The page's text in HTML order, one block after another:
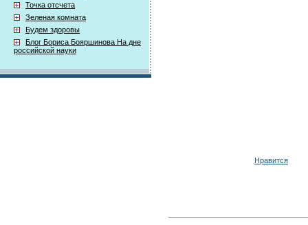
Точка отсчета
Зеленая комната
Будем здоровы
Блог Бориса Бояршинова На дне
российской науки
Нравится